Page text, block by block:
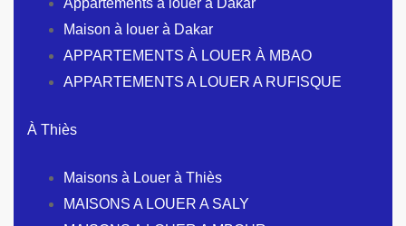
Maison à louer à Dakar
APPARTEMENTS À LOUER À MBAO
APPARTEMENTS A LOUER A RUFISQUE
À Thiès
Maisons à Louer à Thiès
MAISONS A LOUER A SALY